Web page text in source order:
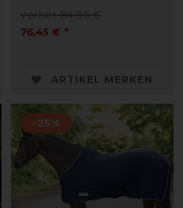
vorher 84,95 €
76,45 € *
ARTIKEL MERKEN
-25%